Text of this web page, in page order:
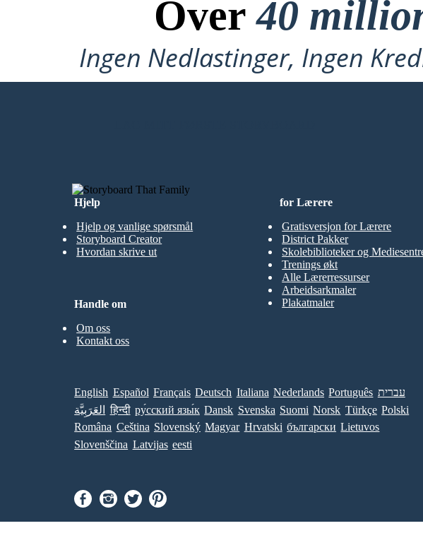
Over40
Ingen Nedlastinger, Ingen
Hjelp
Hjelp og vanlige spørsmål
Storyboard Creator
Hvordan skrive ut
for Lærere
Gratisversjon for Lærere
District Pakker
Skolebiblioteker og
Trenings økt
Alle Lærerressurser
Arbeidsarkmaler
Plakatmaler
Handle om
Om oss
Kontakt oss
English Español Français Deutsch Italiana Nederlands Português עברית
العَرَبِيَّة
हिन्दी ру́сский язы́к Dansk Svenska Suomi Norsk Türkçe Polski
Româna Ceština Slovenský Magyar Hrvatski български Lietuvos
Slovenščina Latvijas eesti